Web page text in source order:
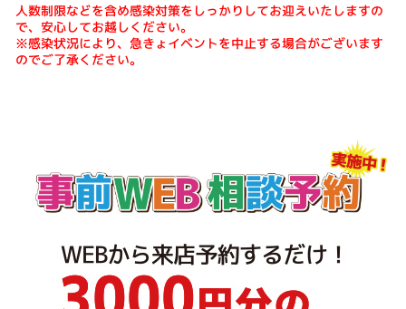
人数制限などを含め感染対策をしっかりしてお迎えいたしますの
で、安心してお越しください。
※感染状況により、急きょイベントを中止する場合がございます
のでご了承ください。